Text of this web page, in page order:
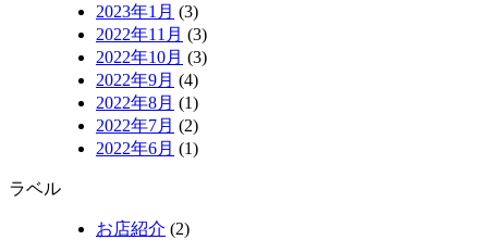
2023年1月 (3)
2022年11月 (3)
2022年10月 (3)
2022年9月 (4)
2022年8月 (1)
2022年7月 (2)
2022年6月 (1)
ラベル
お店紹介 (2)